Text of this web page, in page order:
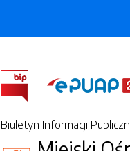
Biuletyn Informacji